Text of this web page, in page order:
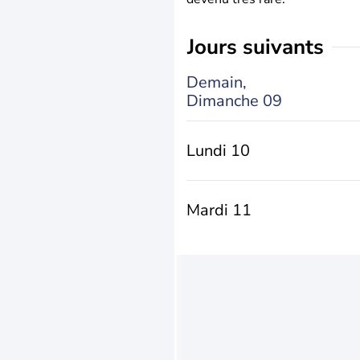
jours suivants
Demain,
Dimanche 09
Lundi 10
Mardi 11